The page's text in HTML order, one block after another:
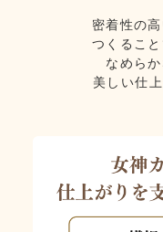
密着性の
つくるこ
なめら
美しい仕